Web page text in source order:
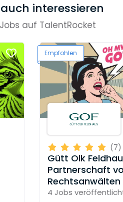
interessieren
auf TalentRocket
Empfohlen
(7)
Gütt Olk
Partnerschaft
Rechtsanwälten
4 Jobs